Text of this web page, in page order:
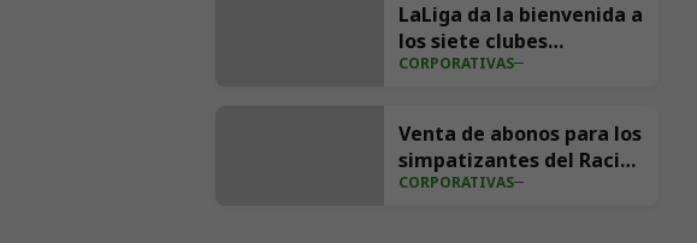
LaLiga da la bienvenida a
los siete clubes
ascendidos para la
CORPORATIVAS
Venta de abonos para los
simpatizantes del Racing
2026/27
CORPORATIVAS